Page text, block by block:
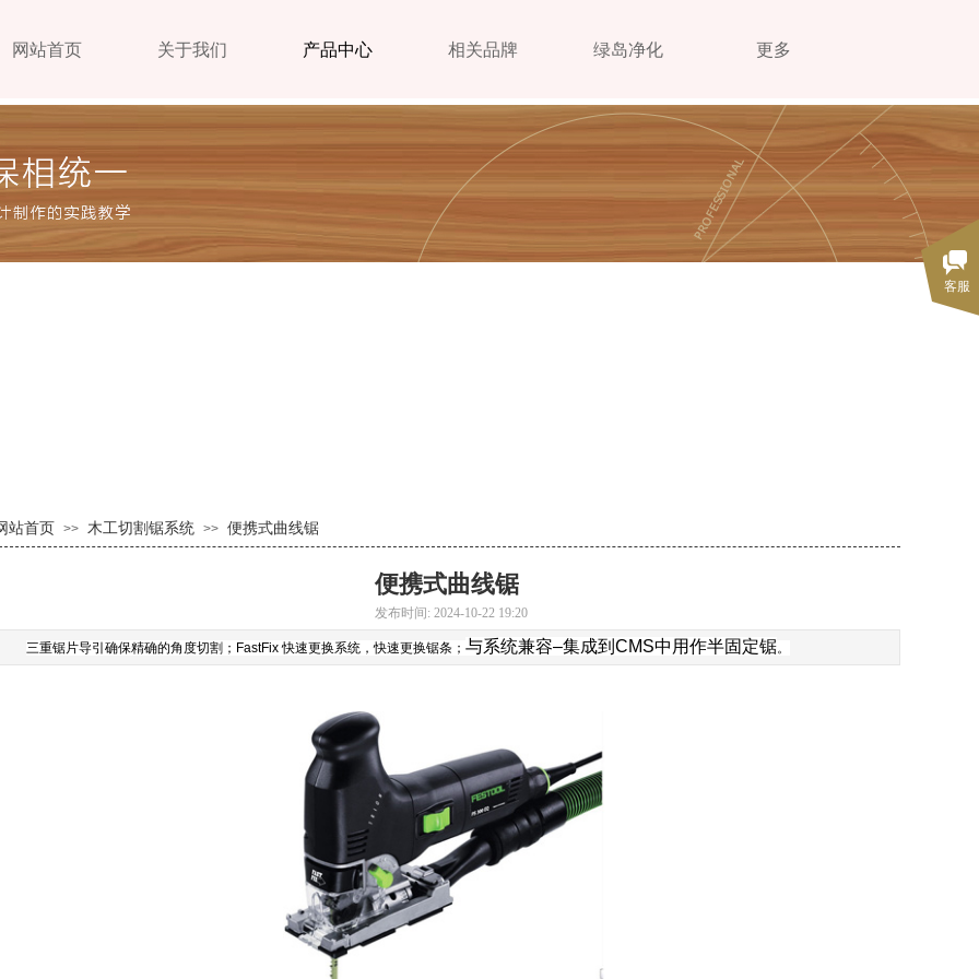
站首页 >> 木工切割锯系统 >> 便携式曲线锯
便携式曲线锯
发布时间: 2024-10-22 19:20
三重锯片导引确保精确的角度切割 ； FastFix 快速更换系统，快速更换锯条 ； 与系统兼容–集成到CMS中用作半固定锯。
网站首页 关于我们 产品中心 相关品牌 绿岛净化 更多
客服